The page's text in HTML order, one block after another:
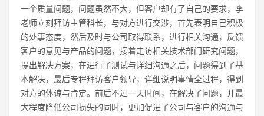
一个质量问题，问题虽然不大，但客户却有了自己的要求，李
老师立刻拜访主管科长，与对方进行交涉，首先表明自己积极
的处事态度，然后及时与公司取得联系，进行相关沟通，反馈
客户的意见与产品的问题，接着走访相关技术部门研究问题，
提出解决方案，在进行了测试与详细沟通之后，问题得到了基
本解决，最后专程拜访客户领导，详细说明事情全过程，得到
对方的体谅与肯定。前后不过一天时间，在解决了问题，并最
大程度降低公司损失的同时，更加促进了公司与客户的沟通与